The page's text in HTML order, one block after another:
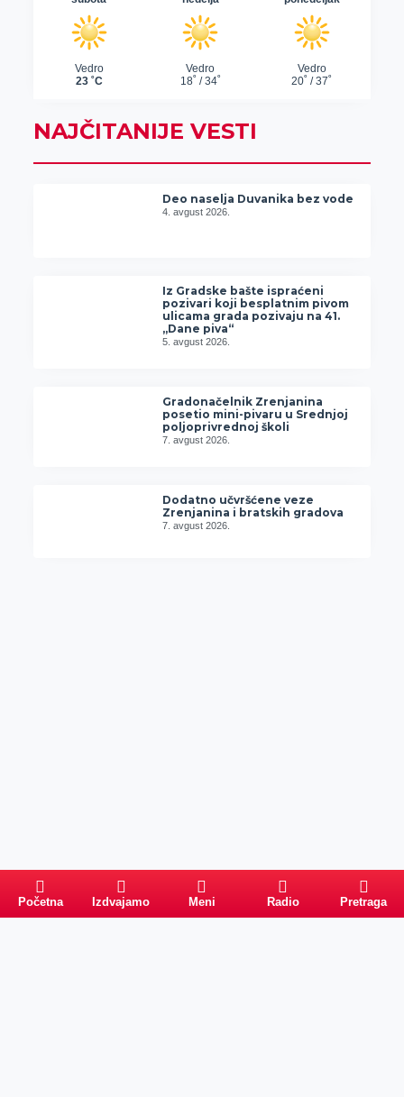
NAJČITANIJE VESTI
Deo naselja Duvanika bez vode
4. avgust 2026.
Iz Gradske bašte ispraćeni
pozivari koji besplatnim pivom
ulicama grada pozivaju na 41.
„Dane piva“
5. avgust 2026.
Gradonačelnik Zrenjanina
posetio mini-pivaru u Srednjoj
poljoprivrednoj školi
7. avgust 2026.
Dodatno učvršćene veze
Zrenjanina i bratskih gradova
7. avgust 2026.
Početna Izdvajamo Meni Radio Pretraga